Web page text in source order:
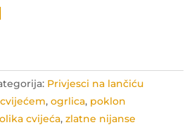
Privjesci na lančiću
,ogrlica, poklon
cvijeća,zlatne nijanse